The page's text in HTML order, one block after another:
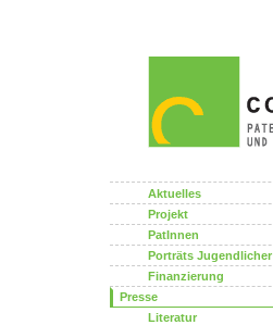
Aktuelles
Projekt
PatInnen
Porträts Jugendlicher
Finanzierung
Presse
Literatur